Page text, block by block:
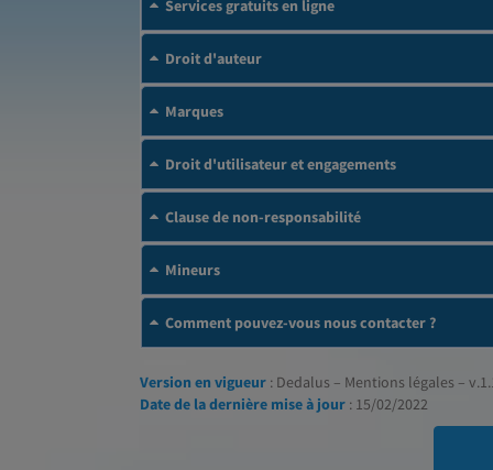
Services gratuits en ligne
Droit d'auteur
Marques
Droit d'utilisateur et engagements
Clause de non-responsabilité
Mineurs
Comment pouvez-vous nous contacter ?
Version en vigueur : Dedalus – Mentions légales –
Date de la dernière mise à jour : 15/02/2022